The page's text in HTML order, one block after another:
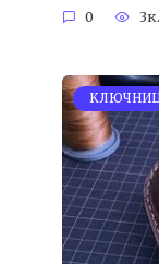
0 3к.